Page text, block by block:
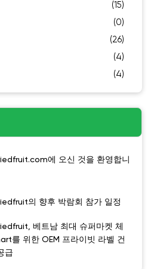
(15)
(0)
(26)
(4)
(4)
에 오신 것을 환영합니
의 향후 박람회 참가 일정
베트남 최대 슈퍼마켓 체
를 위한 OEM 프라이빗 라벨 건
급